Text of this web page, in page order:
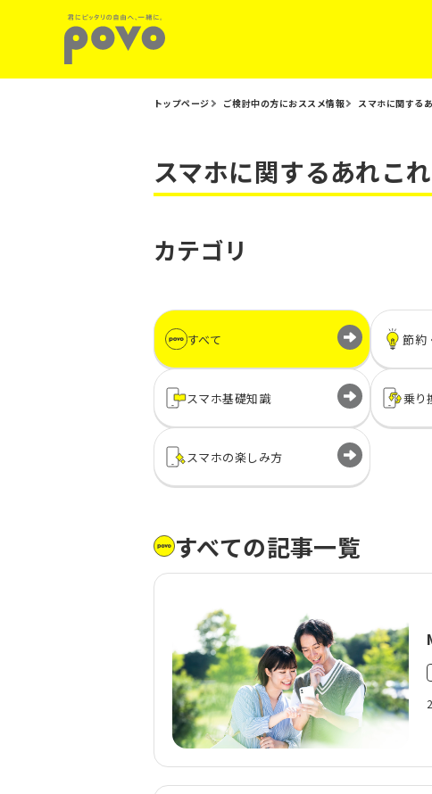
トップページ ご検討中の方におススメ情報 スマホに関する
スマホに関するあれこれ
カテゴリ
すべて 節約
スマホ基礎知識 乗り
スマホの楽しみ方
すべての記事一覧